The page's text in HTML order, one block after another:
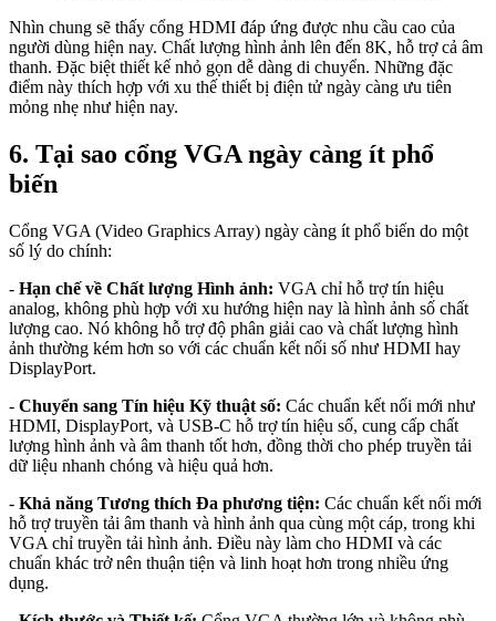
Nhìn chung sẽ thấy cổng HDMI đáp ứng được nhu cầu cao của
người dùng hiện nay. Chất lượng hình ảnh lên đến 8K, hỗ trợ cả âm
thanh. Đặc biệt thiết kế nhỏ gọn dễ dàng di chuyển. Những đặc
điểm này thích hợp với xu thế thiết bị điện tử ngày càng ưu tiên
mỏng nhẹ như hiện nay.
6. Tại sao cổng VGA ngày càng ít phổ
biến
Cổng VGA (Video Graphics Array) ngày càng ít phổ biến do một
số lý do chính:
- Hạn chế về Chất lượng Hình ảnh: VGA chỉ hỗ trợ tín hiệu
analog, không phù hợp với xu hướng hiện nay là hình ảnh số chất
lượng cao. Nó không hỗ trợ độ phân giải cao và chất lượng hình
ảnh thường kém hơn so với các chuẩn kết nối số như HDMI hay
DisplayPort.
- Chuyển sang Tín hiệu Kỹ thuật số: Các chuẩn kết nối mới như
HDMI, DisplayPort, và USB-C hỗ trợ tín hiệu số, cung cấp chất
lượng hình ảnh và âm thanh tốt hơn, đồng thời cho phép truyền tải
dữ liệu nhanh chóng và hiệu quả hơn.
- Khả năng Tương thích Đa phương tiện: Các chuẩn kết nối mới
hỗ trợ truyền tải âm thanh và hình ảnh qua cùng một cáp, trong khi
VGA chỉ truyền tải hình ảnh. Điều này làm cho HDMI và các
chuẩn khác trở nên thuận tiện và linh hoạt hơn trong nhiều ứng
dụng.